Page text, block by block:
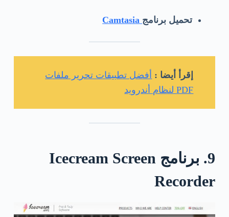
تحميل برنامج
إقرأ أيضا : أفضل تطبيقات تحرير ملفات
PDF لنظام أندرويد
9. برنامج Icecream Screen
Recorder